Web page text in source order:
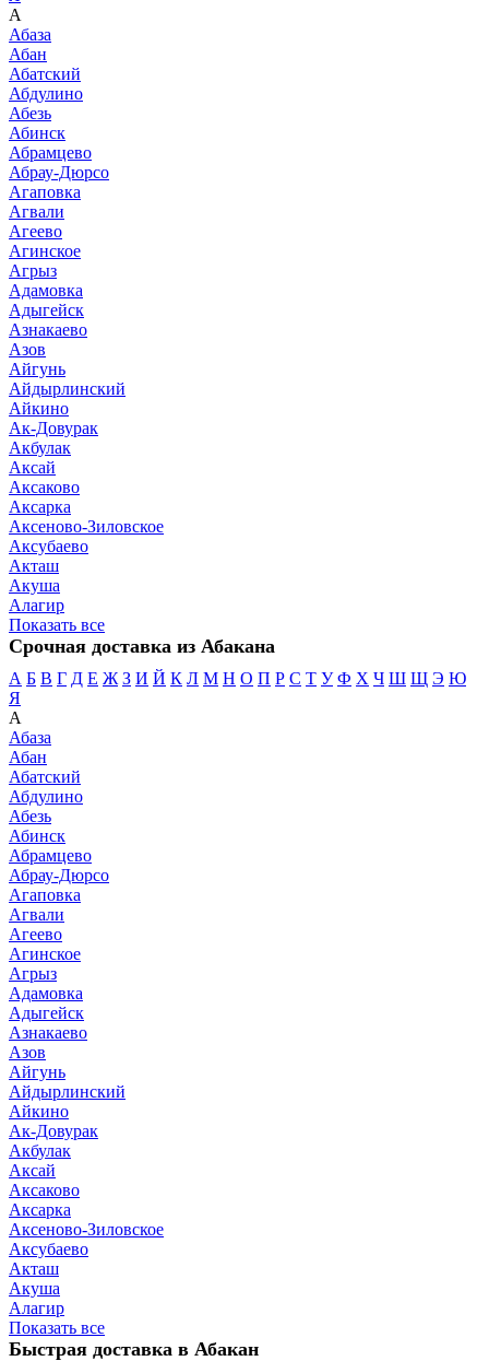
А
Абаза
Абан
Абатский
Абдулино
Абезь
Абинск
Абрамцево
Абрау-Дюрсо
Агаповка
Агвали
Агеево
Агинское
Агрыз
Адамовка
Адыгейск
Азнакаево
Азов
Айгунь
Айдырлинский
Айкино
Ак-Довурак
Акбулак
Аксай
Аксаково
Аксарка
Аксеново-Зиловское
Аксубаево
Акташ
Акуша
Алагир
Показать все
Срочная доставка из Абакана
А Б В Г Д Е Ж З И Й К Л М Н О П Р С Т У Ф Х Ч Ш Щ Э Ю
Я
А
Абаза
Абан
Абатский
Абдулино
Абезь
Абинск
Абрамцево
Абрау-Дюрсо
Агаповка
Агвали
Агеево
Агинское
Агрыз
Адамовка
Адыгейск
Азнакаево
Азов
Айгунь
Айдырлинский
Айкино
Ак-Довурак
Акбулак
Аксай
Аксаково
Аксарка
Аксеново-Зиловское
Аксубаево
Акташ
Акуша
Алагир
Показать все
Быстрая доставка в Абакан